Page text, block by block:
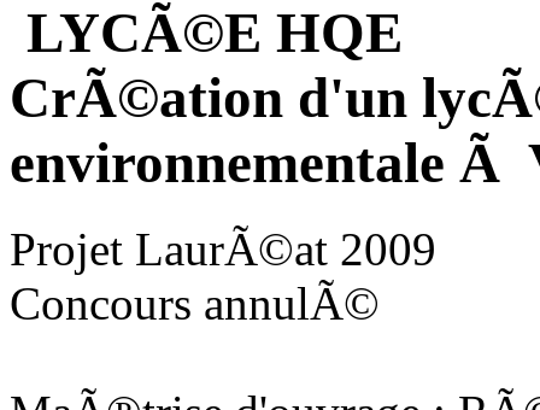
LYCÃ©E HQE
CrÃ©ation d'un
environnementale Ã
Projet LaurÃ©at 2009
Concours annulÃ©